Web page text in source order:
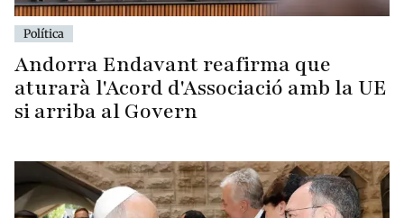
Política
Andorra Endavant reafirma que
aturarà l'Acord d'Associació amb la UE
si arriba al Govern